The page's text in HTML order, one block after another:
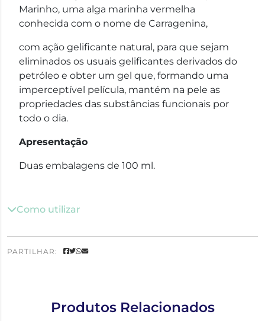
Marinho, uma alga marinha vermelha
conhecida com o nome de Carragenina,
com ação gelificante natural, para que sejam
eliminados os usuais gelificantes derivados do
petróleo e obter um gel que, formando uma
imperceptível película, mantém na pele as
propriedades das substâncias funcionais por
todo o dia.
Apresentação
Duas embalagens de 100 ml.
Como utilizar
PARTILHAR:
Produtos Relacionados